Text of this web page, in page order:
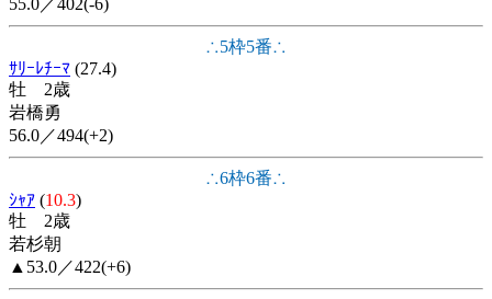
55.0／402(-6)
∴5枠5番∴
ｻﾘｰﾚﾁｰﾏ (27.4)
牡 2歳
岩橋勇
56.0／494(+2)
∴6枠6番∴
ｼｬｱ (10.3)
牡 2歳
若杉朝
▲53.0／422(+6)